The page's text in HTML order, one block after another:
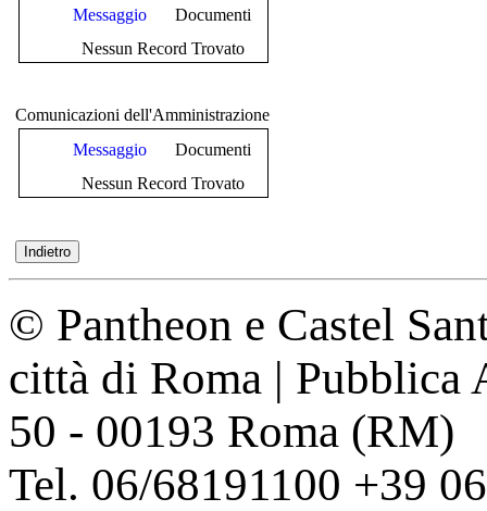
Messaggio
Documenti
Nessun Record Trovato
Comunicazioni dell'Amministrazione
Messaggio
Documenti
Nessun Record Trovato
© Pantheon e Castel
città di Roma | Pubblica
50 - 00193 Roma (RM)
Tel. 06/68191100 +39